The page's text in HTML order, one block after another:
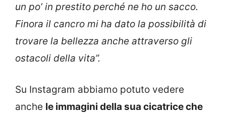
un po’ in prestito perché ne ho un sacco.
Finora il cancro mi ha dato la possibilità di
trovare la bellezza anche attraverso gli
ostacoli della vita”.
Su Instagram abbiamo potuto vedere
anche le immagini della sua cicatrice che